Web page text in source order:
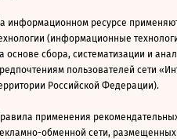
информационном ресурсе
(информационные
основе сбора, систематизации и
пользователей сети
Российской Федерации).
применения
обменной сети,